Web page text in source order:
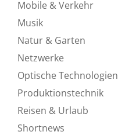
Mobile & Verkehr
Musik
Natur & Garten
Netzwerke
Optische Technologien
Produktionstechnik
Reisen & Urlaub
Shortnews